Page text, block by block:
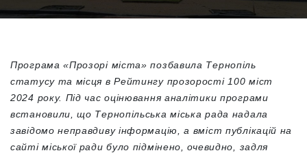
Програма «Прозорі міста» позбавила Тернопіль
статусу та місця в Рейтингу прозорості 100 міст
2024 року. Під час оцінювання аналітики програми
встановили, що Тернопільська міська рада надала
завідомо неправдиву інформацію, а вміст публікацій на
сайті міської ради було підмінено, очевидно, задля